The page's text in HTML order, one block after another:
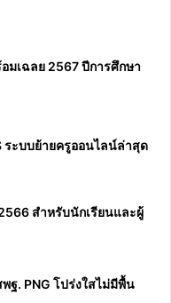
มเฉลย 2567 ปีการศึกษา
ระบบย้ายครูออนไลน์ล่าสุด
สำหรับนักเรียนและผู้
ฐ. PNG โปร่งใสไม่มีพื้น